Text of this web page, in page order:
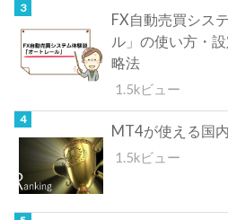
FX自動売買シス
ル」の使い方・
略法
1.5kビュー
MT4が使える国
1.5kビュー